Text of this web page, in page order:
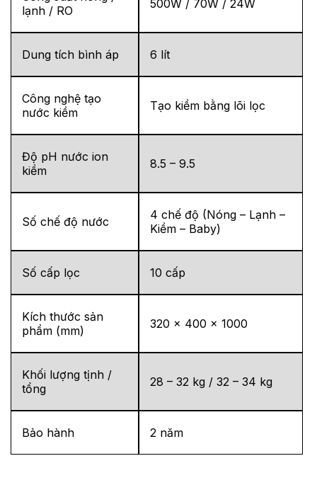
lạnh / RO
500W / 70W / 24W
Dung tích bình áp 6 lít
Công nghệ tạo
nước kiềm
Tạo kiềm bằng lõi lọc
Độ pH nước ion
kiềm
8.5 – 9.5
Số chế độ nước
4 chế độ (Nóng – Lạnh –
Kiềm – Baby)
Số cấp lọc 10 cấp
Kích thước sản
phẩm (mm)
320 x 400 x 1000
Khối lượng tịnh /
tổng
28 – 32 kg / 32 – 34 kg
Bảo hành 2 năm